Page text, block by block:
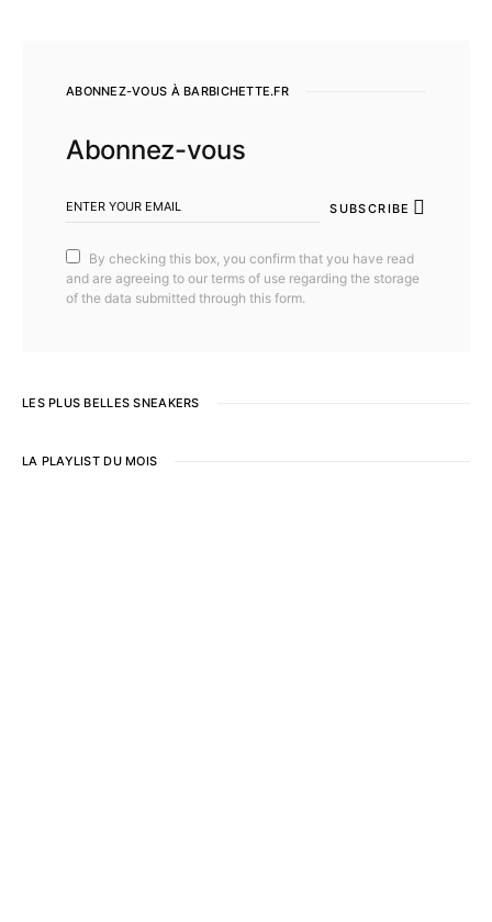
ABONNEZ-VOUS À BARBICHETTE.FR
Abonnez-vous
SUBSCRIBE
By checking this box, you confirm that you have read
and are agreeing to our terms of use regarding the storage
of the data submitted through this form.
LES PLUS BELLES SNEAKERS
LA PLAYLIST DU MOIS